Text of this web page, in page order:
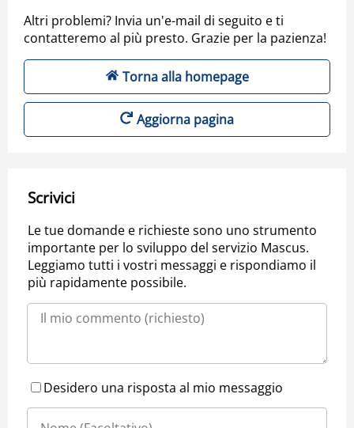
Altri problemi? Invia un'e-mail di seguito e ti
contatteremo al più presto. Grazie per la pazienza!
Torna alla homepage
Aggiorna pagina
Scrivici
Le tue domande e richieste sono uno strumento
importante per lo sviluppo del servizio Mascus.
Leggiamo tutti i vostri messaggi e rispondiamo il
più rapidamente possibile.
Desidero una risposta al mio messaggio